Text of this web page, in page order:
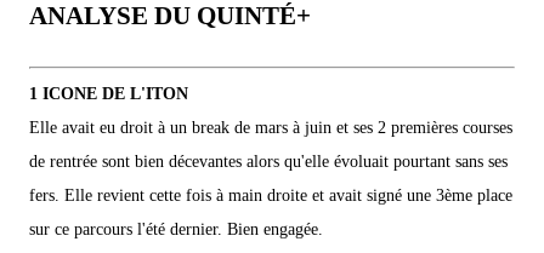
ANALYSE DU QUINTÉ+
1 ICONE DE L'ITON
Elle avait eu droit à un break de mars à juin et ses 2 premières courses
de rentrée sont bien décevantes alors qu'elle évoluait pourtant sans ses
fers. Elle revient cette fois à main droite et avait signé une 3ème place
sur ce parcours l'été dernier. Bien engagée.